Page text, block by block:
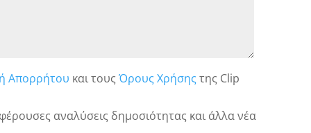
Απορρήτου και τους Όρους Χρήσης της Clip
αναλύσεις δημοσιότητας και άλλα νέα